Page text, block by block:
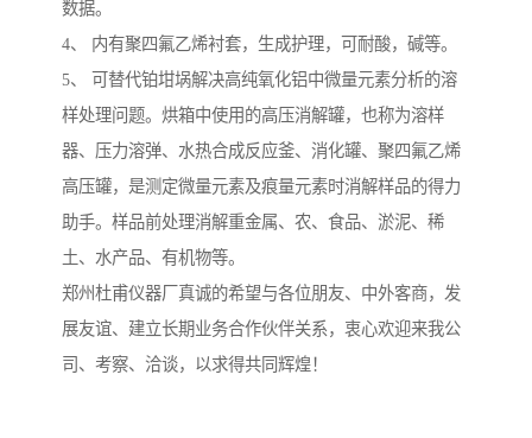
数据。
4、 内有聚四氟乙烯衬套，生成护理，可耐酸，碱等。
5、 可替代铂坩埚解决高纯氧化铝中微量元素分析的溶
样处理问题。烘箱中使用的高压消解罐，也称为溶样
器、压力溶弹、水热合成反应釜、消化罐、聚四氟乙烯
高压罐，是测定微量元素及痕量元素时消解样品的得力
助手。样品前处理消解重金属、农、食品、淤泥、稀
土、水产品、有机物等。
郑州杜甫仪器厂真诚的希望与各位朋友、中外客商，发
展友谊、建立长期业务合作伙伴关系，衷心欢迎来我公
司、考察、洽谈，以求得共同辉煌！